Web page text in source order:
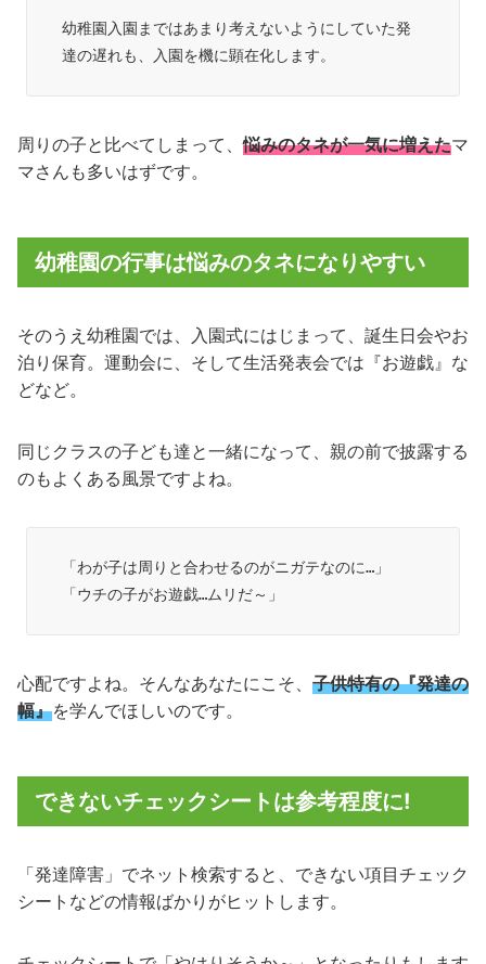
幼稚園入園まではあまり考えないようにしていた発
達の遅れも、入園を機に顕在化します。
周りの子と比べてしまって、悩みのタネが一気に増えたマ
マさんも多いはずです。
幼稚園の行事は悩みのタネになりやすい
そのうえ幼稚園では、入園式にはじまって、誕生日会やお
泊り保育。運動会に、そして生活発表会では『お遊戯』な
どなど。
同じクラスの子ども達と一緒になって、親の前で披露する
のもよくある風景ですよね。
「わが子は周りと合わせるのがニガテなのに…」
「ウチの子がお遊戯…ムリだ～」
心配ですよね。そんなあなたにこそ、 子供特有の『発達の
幅』を学んでほしいのです。
できないチェックシートは参考程度に!
「発達障害」でネット検索すると、できない項目チェック
シートなどの情報ばかりがヒットします。